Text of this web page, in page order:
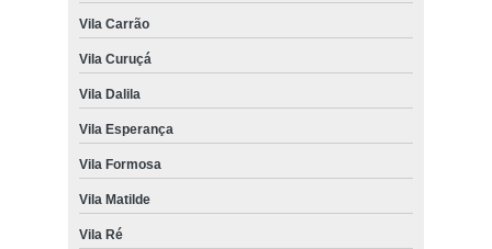
Vila Carrão
Vila Curuçá
Vila Dalila
Vila Esperança
Vila Formosa
Vila Matilde
Vila Ré